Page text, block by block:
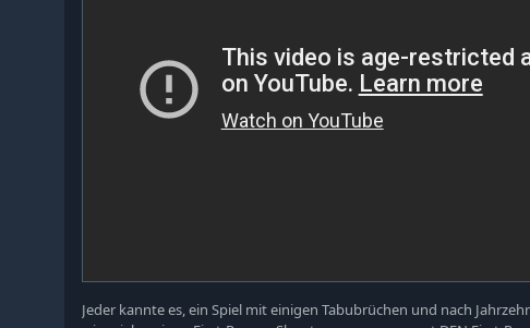
Jeder kannte es, ein Spiel mit einigen Tabubrüchen und nach